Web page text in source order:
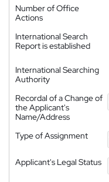
Number of Office
Actions
International Search
Report is established
International Searching
Authority
Recordal of a Change of
the Applicant's
Name/Address
Type of Assignment
Applicant's Legal Status